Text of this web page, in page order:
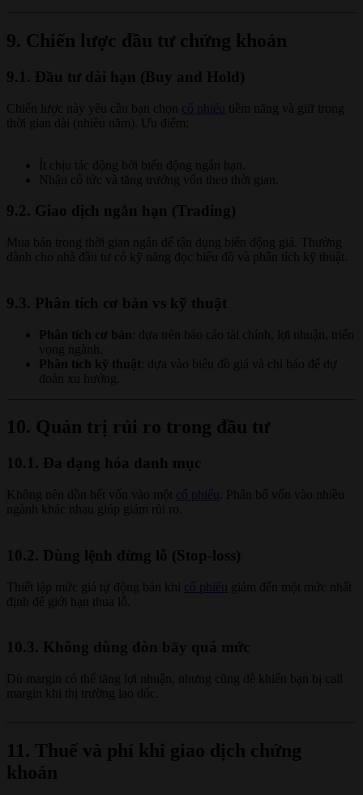
9. Chiến lược đầu tư chứng khoán
9.1. Đầu tư dài hạn (Buy and Hold)
Chiến lược này yêu cầu bạn chọn cổ phiếu
tiềm năng và giữ trong
thời gian dài (nhiều năm). Ưu điểm:
Ít chịu tác động bởi biến động ngắn hạn.
Nhận cổ tức và tăng trưởng vốn theo thời gian.
9.2. Giao dịch ngắn hạn (Trading)
Mua bán trong thời gian ngắn để tận dụng biến động giá. Thường
dành cho nhà đầu tư có kỹ năng đọc biểu đồ và phân tích kỹ thuật.
9.3. Phân tích cơ bản vs kỹ thuật
Phân tích cơ bản
: dựa trên báo cáo tài chính, lợi nhuận, triển
vọng ngành.
Phân tích kỹ thuật
: dựa vào biểu đồ giá và chỉ báo để dự
đoán xu hướng.
10. Quản trị rủi ro trong đầu tư
10.1. Đa dạng hóa danh mục
Không nên dồn hết vốn vào một cổ phiếu
. Phân bổ vốn vào nhiều
ngành khác nhau giúp giảm rủi ro.
10.2. Dùng lệnh dừng lỗ (Stop-loss)
Thiết lập mức giá tự động bán khi cổ phiếu
giảm đến một mức nhất
định để giới hạn thua lỗ.
10.3. Không dùng đòn bẩy quá mức
Dù margin có thể tăng lợi nhuận, nhưng cũng dễ khiến bạn bị call
margin khi thị trường lao dốc.
11. Thuế và phí khi giao dịch chứng
khoán